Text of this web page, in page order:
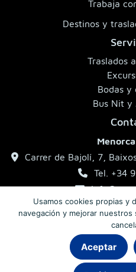
Trabaja
Destinos y
Traslados
Bodas y
Bus Nit y
Carrer de Bajolí, 7,
Tel. +34
Aviso legal Política de
Usamos cookies propias y
navegación y mejorar
Aceptar